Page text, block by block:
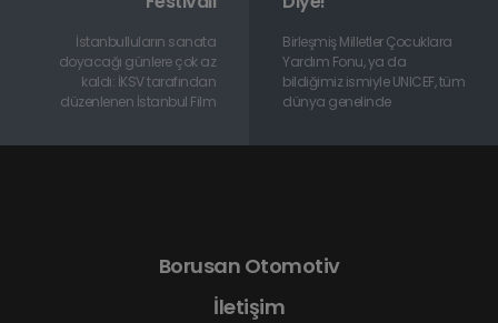
İstanbulluların sanata
doyacağı günlere çok az
kaldı: İKSV tarafından
düzenlenen İstanbul Film
Birleşmiş Milletler Çocuklara
Yardım Fonu, ya da
bildiğimiz ismiyle UNICEF, tüm
dünya genelinde
Borusan Otomotiv
İletişim